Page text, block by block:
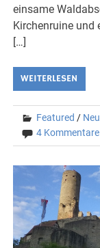
einsame
Kirchenruine und
[…]
WEITERLESEN
Featured /
4 Kommentare